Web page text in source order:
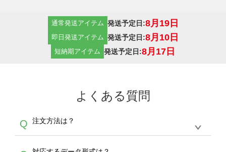
通常発送アイテム 発送予定日:8月19日
即日発送アイテム 発送予定日:8月10日
短納期アイテム 発送予定日:8月17日
よくある質問
Q 注文方法は？